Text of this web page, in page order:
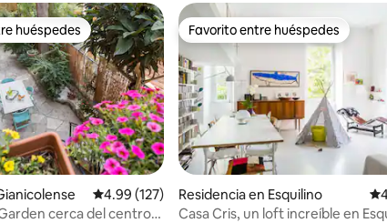
en Favorito entre huéspedes
huéspedes
Calificación promedio: 4.99 de 5; 127
4.99 (127)
cerca del centro
Favorito entre huéspedes
Favorito entre huéspedes
Residencia en Esquilino
Casa Cris, un loft increíble en